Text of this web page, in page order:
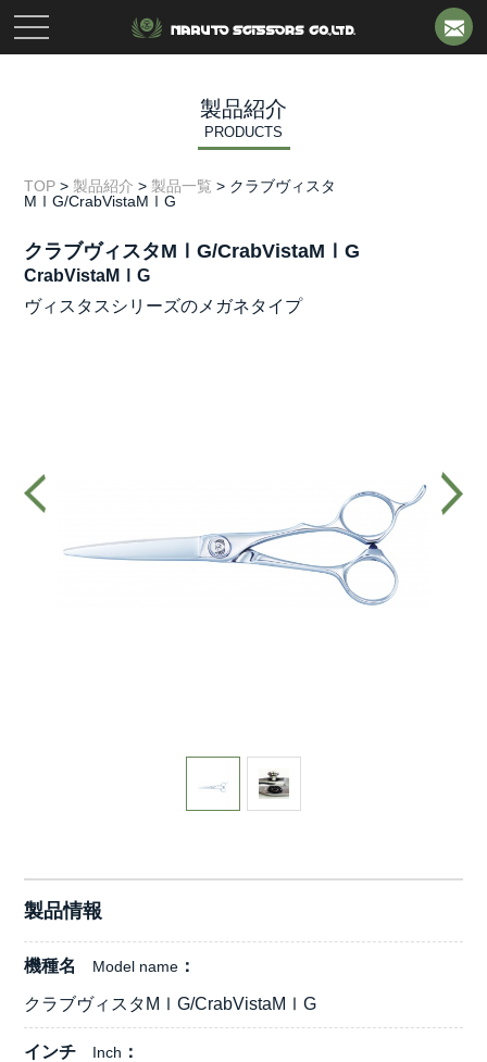
toggle
navigation
製品紹介
PRODUCTS
TOP >製品紹介 >製品一覧 > クラブヴィスタ
MⅠG/CrabVistaMⅠG
クラブヴィスタMⅠG/CrabVistaMⅠG
CrabVistaMⅠG
ヴィスタスシリーズのメガネタイプ
製品情報
機種名 Model name
クラブヴィスタMⅠG/CrabVistaMⅠG
インチ Inch